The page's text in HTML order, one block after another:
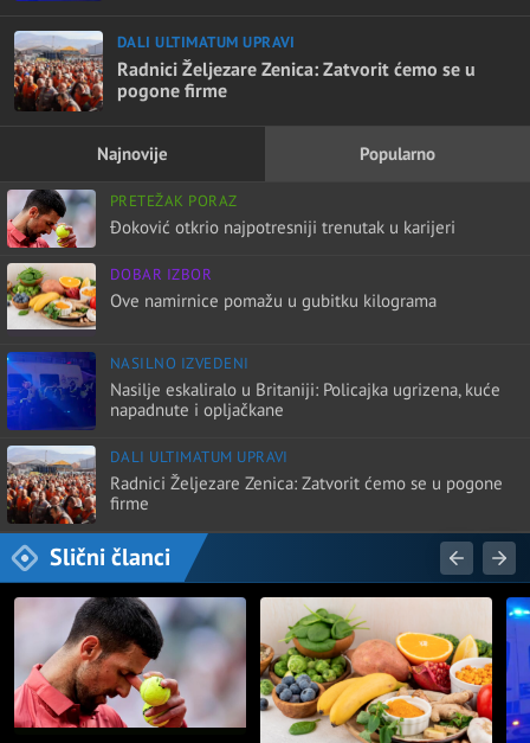
DALI ULTIMATUM UPRAVI
Radnici Željezare Zenica: Zatvorit ćemo se u
pogone firme
Najnovije Popularno
PRETEŽAK PORAZ
Đoković otkrio najpotresniji trenutak u karijeri
DOBAR IZBOR
Ove namirnice pomažu u gubitku kilograma
NASILNO IZVEDENI
Nasilje eskaliralo u Britaniji: Policajka ugrizena, kuće
napadnute i opljačkane
DALI ULTIMATUM UPRAVI
Radnici Željezare Zenica: Zatvorit ćemo se u pogone
firme
Slični članci